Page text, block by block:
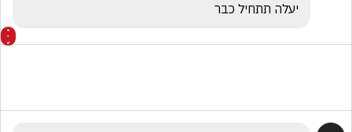
יעלה תתחיל כבר